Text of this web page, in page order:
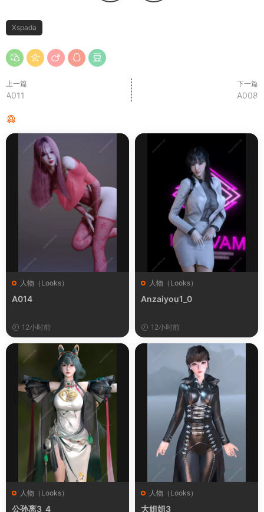
Xspada
上一篇
A011
下一篇
A008
人物（Looks）
A014
12小时前
人物（Looks）
Anzaiyou1_0
12小时前
人物（Looks）
公孙离3_4
人物（Looks）
大姐姐3